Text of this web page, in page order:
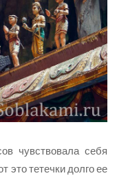
чувствовала себя
это тетечки долго ее